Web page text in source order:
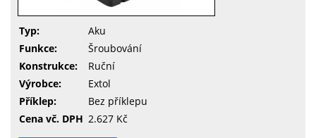
Typ:
Aku
Funkce:
Šroubování
Konstrukce:
Ruční
Výrobce:
Extol
Příklep:
Bez příklepu
Cena vč. DPH 2.627 Kč